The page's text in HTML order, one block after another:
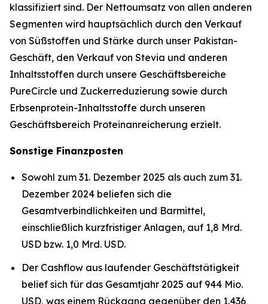
klassifiziert sind. Der Nettoumsatz von allen anderen
Segmenten wird hauptsächlich durch den Verkauf
von Süßstoffen und Stärke durch unser Pakistan-
Geschäft, den Verkauf von Stevia und anderen
Inhaltsstoffen durch unsere Geschäftsbereiche
PureCircle und Zuckerreduzierung sowie durch
Erbsenprotein-Inhaltsstoffe durch unseren
Geschäftsbereich Proteinanreicherung erzielt.
Sonstige Finanzposten
Sowohl zum 31. Dezember 2025 als auch zum 31.
Dezember 2024 beliefen sich die
Gesamtverbindlichkeiten und Barmittel,
einschließlich kurzfristiger Anlagen, auf 1,8 Mrd.
USD bzw. 1,0 Mrd. USD.
Der Cashflow aus laufender Geschäftstätigkeit
belief sich für das Gesamtjahr 2025 auf 944 Mio.
USD, was einem Rückgang gegenüber den 1.436